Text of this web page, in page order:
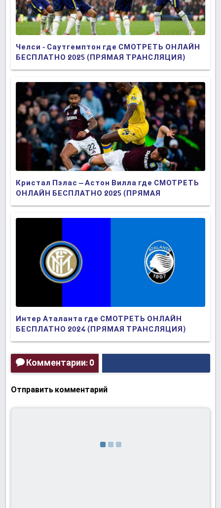
Челси - Саутгемптон где СМОТРЕТЬ ОНЛАЙН
БЕСПЛАТНО 2025 (ПРЯМАЯ ТРАНСЛЯЦИЯ)
Кристал Пэлас – Астон Вилла где СМОТРЕТЬ
ОНЛАЙН БЕСПЛАТНО 2025 (ПРЯМАЯ
ТРАНСЛЯЦИЯ)
Интер Аталанта где СМОТРЕТЬ ОНЛАЙН
БЕСПЛАТНО 2024 (ПРЯМАЯ ТРАНСЛЯЦИЯ)
Комментарии: 0
Отправить комментарий